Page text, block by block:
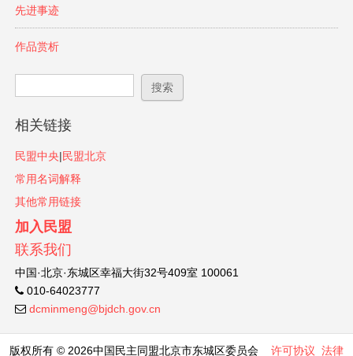
先进事迹
作品赏析
搜索表单
搜索
相关链接
民盟中央|民盟北京
常用名词解释
其他常用链接
加入民盟
联系我们
中国·北京·东城区幸福大街32号409室 100061
010-64023777
dcminmeng@bjdch.gov.cn
版权所有 © 2026中国民主同盟北京市东城区委员会 许可协议 法律